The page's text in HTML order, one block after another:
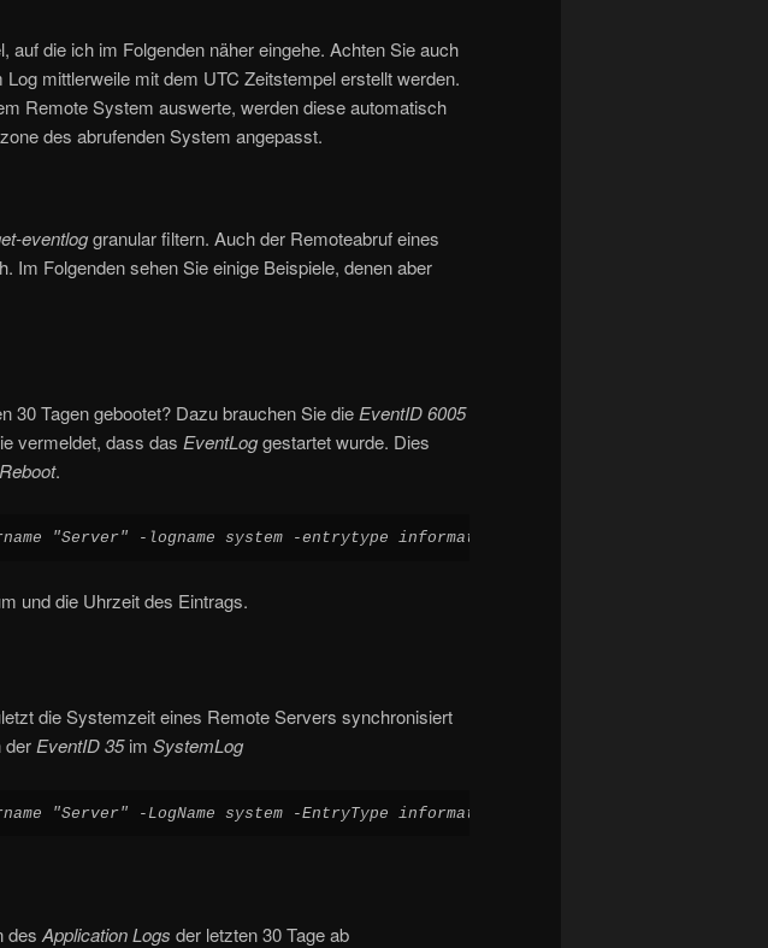
auf die ich im Folgenden näher eingehe. Achten Sie auch
mittlerweile mit dem UTC Zeitstempel erstellt werden.
Remote System auswerte, werden diese automatisch
des abrufenden System angepasst.
eventloggranular filtern. Auch der Remoteabruf eines
Im Folgenden sehen Sie einige Beispiele, denen aber
30 Tagen gebootet? Dazu brauchen Sie die EventID 6005
vermeldet, dass das EventLoggestartet wurde. Dies
Reboot.
"Server" -logname system -entrytype information -after (get-
und die Uhrzeit des Eintrags.
die Systemzeit eines Remote Servers synchronisiert
derEventID 35im SystemLog
"Server" -LogName system -EntryType information -after (get-
des Application Logs der letzten 30 Tage ab